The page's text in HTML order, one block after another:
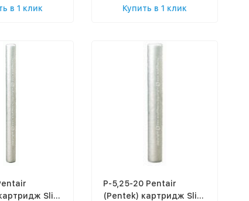
в 1 клик Купить в 1 клик
Slim
P-5,25-20 Pentair
(Pentek) картридж Slim